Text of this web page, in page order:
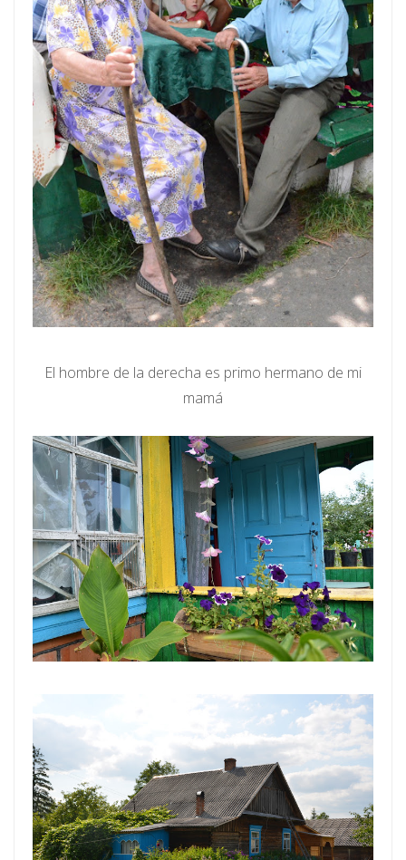
El hombre de la derecha es primo hermano de mi
mamá